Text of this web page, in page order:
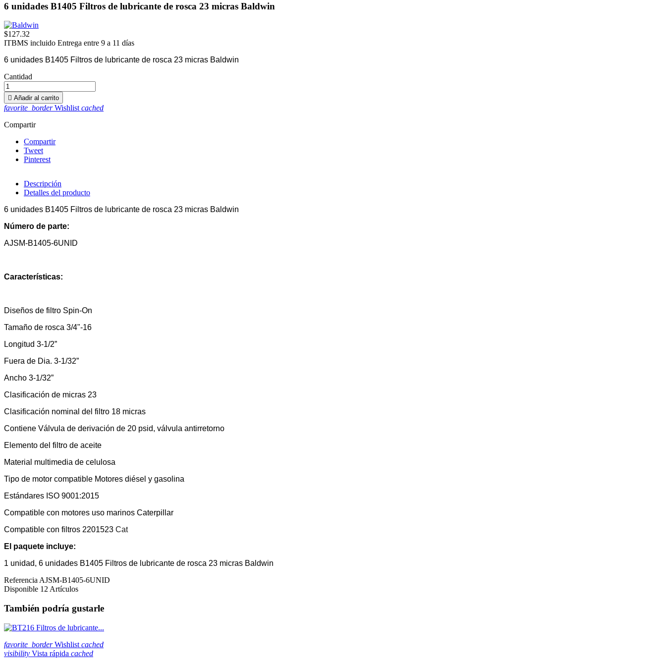
6 unidades B1405 Filtros de lubricante de rosca 23 micras Baldwin
$127.32
ITBMS incluido Entrega entre 9 a 11 días
6 unidades B1405 Filtros de lubricante de rosca 23 micras Baldwin
Cantidad
 Añadir al carrito
favorite_border Wishlist cached
Compartir
Compartir
Tweet
Pinterest
Descripción
Detalles del producto
6 unidades B1405 Filtros de lubricante de rosca 23 micras Baldwin
Número de parte:
AJSM-B1405-6UNID
Características:
Diseños de filtro Spin-On
Tamaño de rosca 3/4"-16
Longitud 3-1/2”
Fuera de Dia. 3-1/32”
Ancho 3-1/32”
Clasificación de micras 23
Clasificación nominal del filtro 18 micras
Contiene Válvula de derivación de 20 psid, válvula antirretorno
Elemento del filtro de aceite
Material multimedia de celulosa
Tipo de motor compatible Motores diésel y gasolina
Estándares ISO 9001:2015
Compatible con motores uso marinos Caterpillar
Compatible con filtros 2201523 Cat
El paquete incluye:
1 unidad, 6 unidades B1405 Filtros de lubricante de rosca 23 micras Baldwin
ReferenciaAJSM-B1405-6UNID
Disponible 12 Artículos
También podría gustarle
favorite_border Wishlist cached
visibility Vista rápida cached